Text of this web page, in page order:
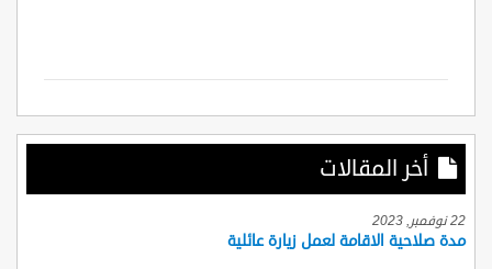
أخر المقالات
22 نوفمبر, 2023
مدة صلاحية الاقامة لعمل زيارة عائلية